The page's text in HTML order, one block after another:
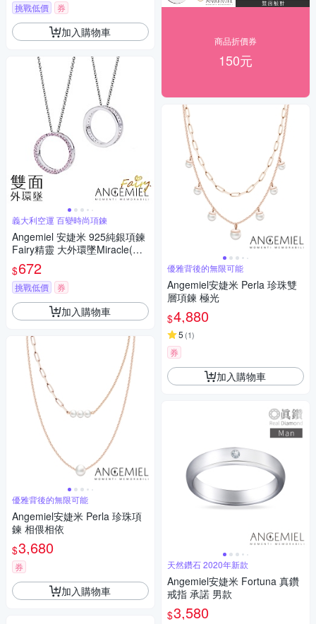
挑戰低價 券
加入購物車
義大利空運 百變時尚項鍊
Angemiel 安婕米 925純銀項鍊
Fairy精靈 大外環墜Miracle(粉
紅鑽.銀)
$672
挑戰低價 券
加入購物車
優雅背後的無限可能
Angemiel安婕米 Perla 珍珠項
鍊 相偎相依
$3,680
券
加入購物車
商品折價券
150元
優雅背後的無限可能
Angemiel安婕米 Perla 珍珠雙
層項鍊 極光
$4,880
5 (1)
券
加入購物車
天然鑽石 2020年新款
Angemiel安婕米 Fortuna 真鑽
戒指 承諾 男款
$3,580